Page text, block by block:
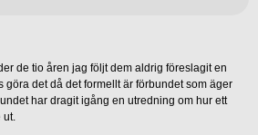
de tio åren jag följt dem aldrig föreslagit en
göra det då det formellt är förbundet som äger
har dragit igång en utredning om hur ett
ut.